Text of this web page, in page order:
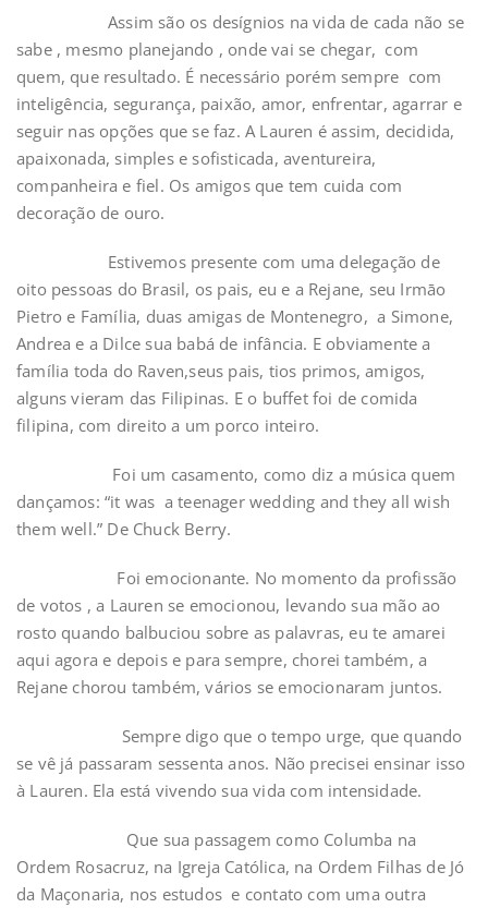
Assim são os desígnios na vida de cada não se
sabe , mesmo planejando , onde vai se chegar, com
quem, que resultado. É necessário porém sempre com
inteligência, segurança, paixão, amor, enfrentar, agarrar e
seguir nas opções que se faz. A Lauren é assim, decidida,
apaixonada, simples e sofisticada, aventureira,
companheira e fiel. Os amigos que tem cuida com
decoração de ouro.
Estivemos presente com uma delegação de
oito pessoas do Brasil, os pais, eu e a Rejane, seu Irmāo
Pietro e Família, duas amigas de Montenegro, a Simone,
Andrea e a Dilce sua babá de infância. E obviamente a
família toda do Raven,seus pais, tios primos, amigos,
alguns vieram das Filipinas. E o buffet foi de comida
filipina, com direito a um porco inteiro.
Foi um casamento, como diz a música quem
dançamos: “it was a teenager wedding and they all wish
them well.” De Chuck Berry.
Foi emocionante. No momento da profissão
de votos , a Lauren se emocionou, levando sua mão ao
rosto quando balbuciou sobre as palavras, eu te amarei
aqui agora e depois e para sempre, chorei também, a
Rejane chorou também, vários se emocionaram juntos.
Sempre digo que o tempo urge, que quando
se vê já passaram sessenta anos. Não precisei ensinar isso
à Lauren. Ela está vivendo sua vida com intensidade.
Que sua passagem como Columba na
Ordem Rosacruz, na Igreja Católica, na Ordem Filhas de Jó
da Maçonaria, nos estudos e contato com uma outra